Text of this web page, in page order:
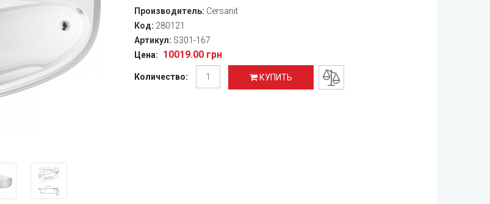
Производитель: Cersanit
Код: 280121
Артикул: S301-167
Цена:
10019.00 грн
Количество: КУПИТЬ